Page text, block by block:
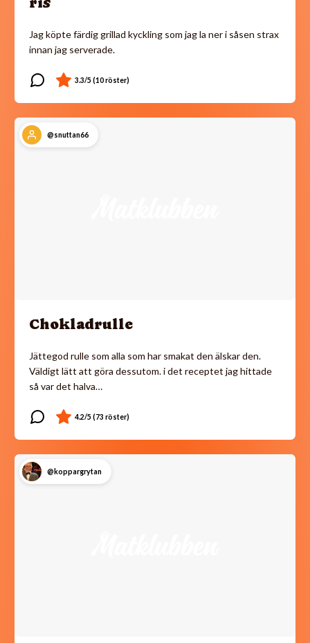
Jag köpte färdig grillad kyckling som jag la ner i såsen strax
innan jag serverade.
@snuttan66
Chokladrulle
Jättegod rulle som alla som har smakat den älskar den.
Väldigt lätt att göra dessutom. i det receptet jag hittade
så var det halva…
@koppargrytan